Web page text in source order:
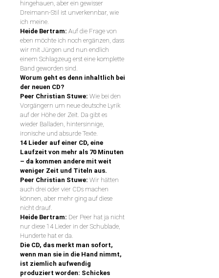
hingehauen, aber ein gewisser
Dreimann-Stil ist unverkennbar, wie
ich meine.
Heide Bertram: Auf die Frage von
eben möchte ich noch ergänzen, dass
wir mit Jürgen und nun endlich
einem Schlagzeug erst eine komplette
Band geworden sind.
Worum geht es denn inhaltlich bei
der neuen CD?
Peer Christian Stuwe: Wie bei den
Vorgängern um neue deutsche Lyrik
auf der Höhe der Zeit. Da gibt es
wieder Balladen, hintersinnige,
ironische und absurde Texte.
14 Lieder auf einer CD, eine
Laufzeit von mehr als 70 Minuten
– da kommen andere mit weit
weniger Zeit und Titeln aus.
Peer Christian Stuwe: Wir hätten
auch drei oder vier CDs machen
können, aber mehr ging auf diese
nicht drauf.
Heide Bertram: Der Peer hat ja nicht
nur diese 14 Lieder in der Schublade,
Hunderte hat er da.
Die CD, das merkt man sofort,
wenn man sie in die Hand nimmt,
ist ziemlich aufwendig
produziert worden: Schickes